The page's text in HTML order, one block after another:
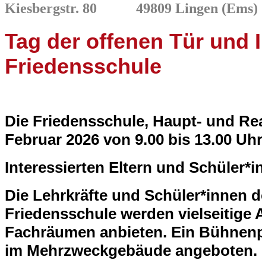
Kiesbergstr. 80 49809 Lingen
Tag der offenen Tür und
Friedensschule
Die Friedensschule, Haupt- und
Februar 2026 von 9.00 bis 13.00
Interessierten Eltern und
Die Lehrkräfte und Schüler*innen
Friedensschule werden vielseitige
Fachräumen anbieten. Ein
im Mehrzweckgebäude angeboten.